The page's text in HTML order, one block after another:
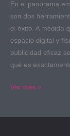
En el panorama
son dos
el éxito. A medida
espacio digital y
publicidad eficaz
qué es
Ver más »